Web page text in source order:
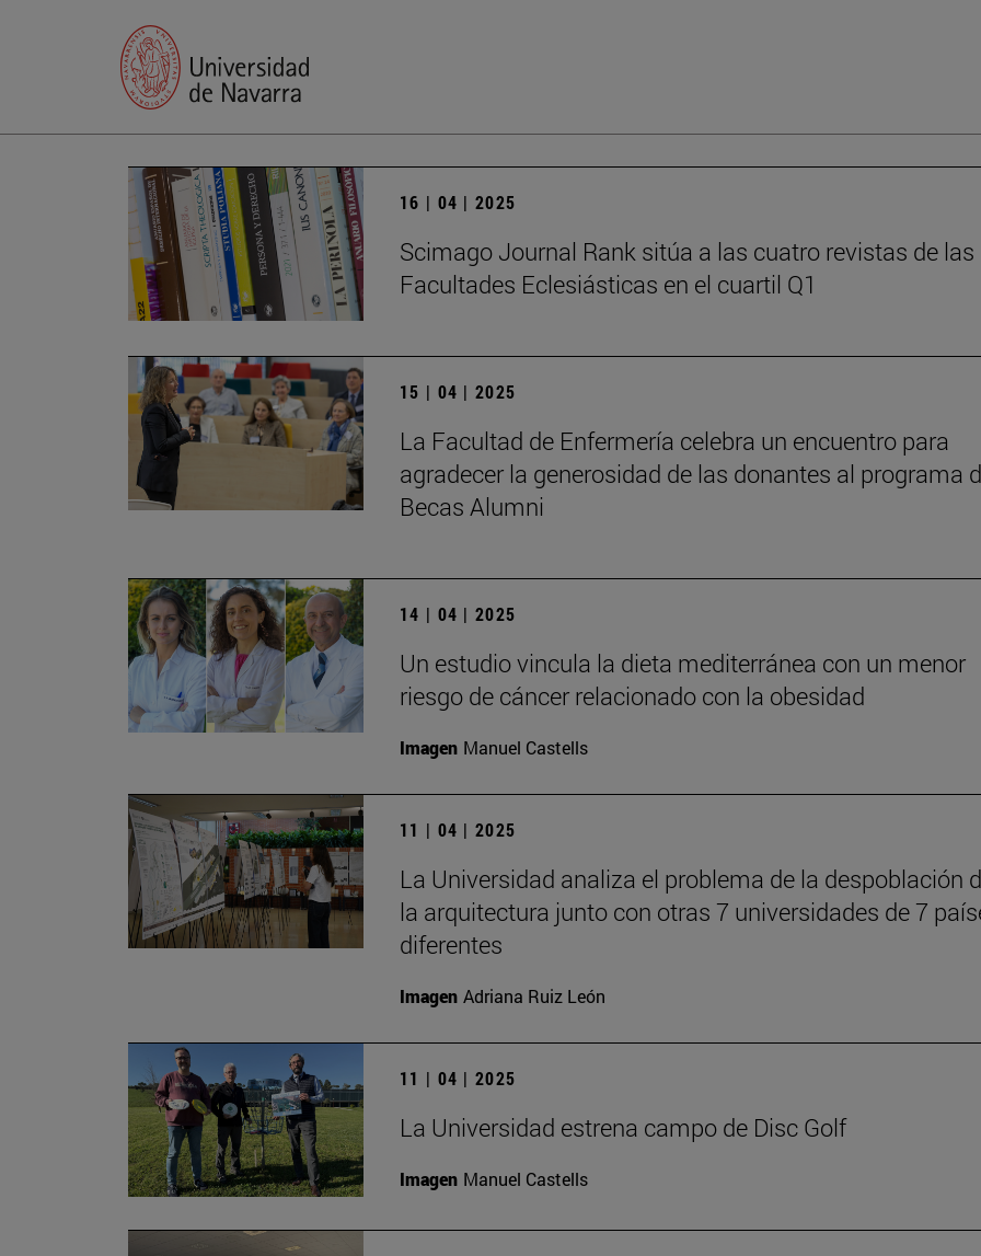
16 | 04 | 2025
Scimago Journal Rank sitúa a las cuatro revistas de las
Facultades Eclesiásticas en el cuartil Q1
15 | 04 | 2025
La Facultad de Enfermería celebra un encuentro para
agradecer la generosidad de las donantes al programa
Becas Alumni
14 | 04 | 2025
Un estudio vincula la dieta mediterránea con un menor
riesgo de cáncer relacionado con la obesidad
Imagen Manuel Castells
11 | 04 | 2025
La Universidad analiza el problema de la despoblación
la arquitectura junto con otras 7 universidades de 7
diferentes
Imagen Adriana Ruiz León
11 | 04 | 2025
La Universidad estrena campo de Disc Golf
Imagen Manuel Castells